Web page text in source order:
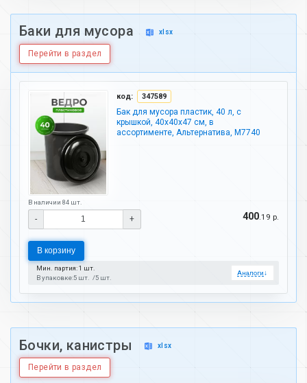
Баки для мусора xlsx
Перейти в раздел
код: 347589
Бак для мусора пластик, 40 л, с
крышкой, 40х40х47 см, в
ассортименте, Альтернатива, М7740
В наличии 84 шт.
- + 400.19 р.
В корзину
Мин. партия: 1 шт.
В упаковке:5 шт. 5 шт.
Аналоги↓
Бочки, канистры xlsx
Перейти в раздел